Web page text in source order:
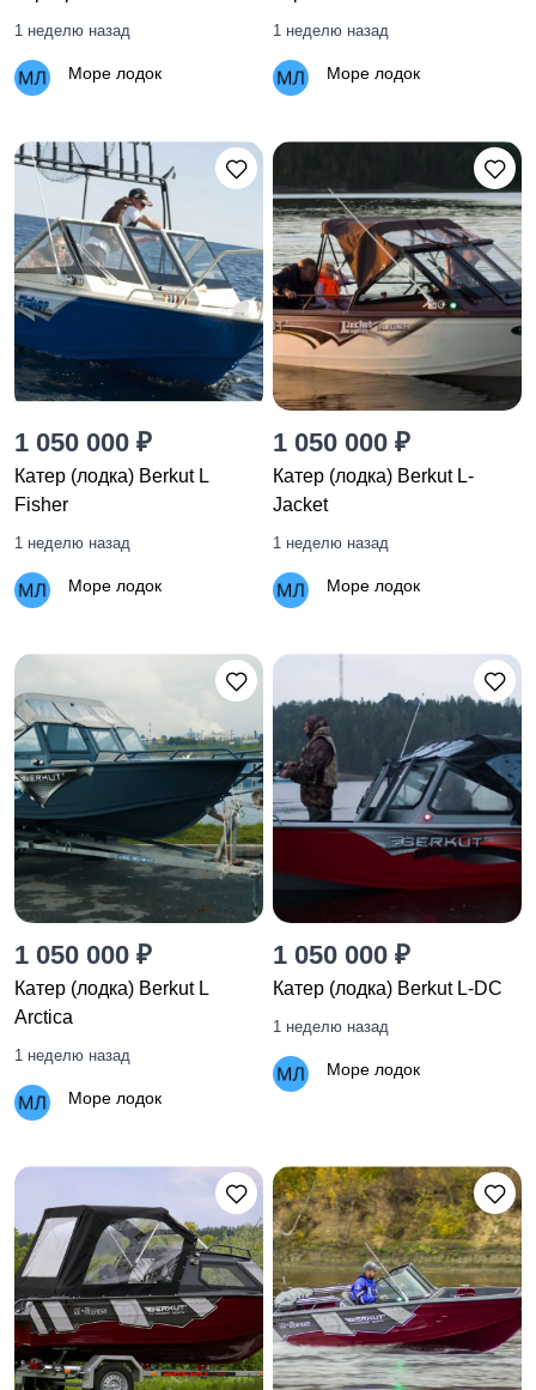
1 неделю назад
Море лодок
1 неделю назад
Море лодок
1 050 000 ₽
Катер (лодка) Berkut L
Fisher
1 неделю назад
Море лодок
1 050 000 ₽
Катер (лодка) Berkut L-
Jacket
1 неделю назад
Море лодок
1 050 000 ₽
Катер (лодка) Berkut L
Arctica
1 неделю назад
Море лодок
1 050 000 ₽
Катер (лодка) Berkut L-DC
1 неделю назад
Море лодок